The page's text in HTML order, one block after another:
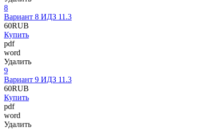
8
Вариант 8 ИДЗ 11.3
60RUB
Купить
pdf
word
Удалить
9
Вариант 9 ИДЗ 11.3
60RUB
Купить
pdf
word
Удалить